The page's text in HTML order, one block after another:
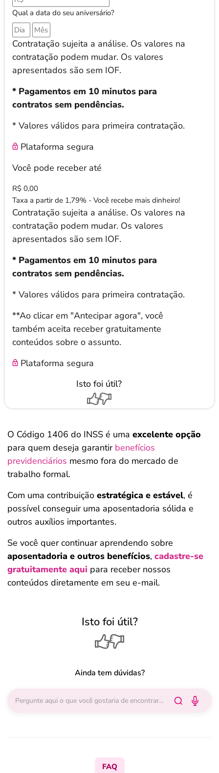
Qual a data do seu aniversário?
Contratação sujeita a análise. Os valores na
contratação podem mudar. Os valores
apresentados são sem IOF.
* Pagamentos em 10 minutos para
contratos sem pendências.
* Valores válidos para primeira contratação.
Plataforma segura
Você pode receber até
R$ 0,00
Taxa a partir de 1,79% - Você recebe mais dinheiro!
Contratação sujeita a análise. Os valores na
contratação podem mudar. Os valores
apresentados são sem IOF.
* Pagamentos em 10 minutos para
contratos sem pendências.
* Valores válidos para primeira contratação.
**Ao clicar em "Antecipar agora", você
também aceita receber gratuitamente
conteúdos sobre o assunto.
Plataforma segura
Isto foi útil?
O Código 1406 do INSS é uma excelente opção
para quem deseja garantir benefícios
previdenciários mesmo fora do mercado de
trabalho formal.
Com uma contribuição estratégica e estável, é
possível conseguir uma aposentadoria sólida e
outros auxílios importantes.
Se você quer continuar aprendendo sobre
aposentadoria e outros benefícios, cadastre-se
gratuitamente aqui para receber nossos
conteúdos diretamente em seu e-mail.
Isto foi útil?
Ainda tem dúvidas?
FAQ